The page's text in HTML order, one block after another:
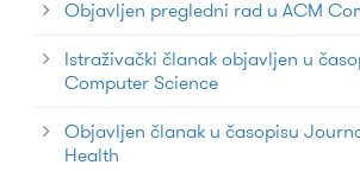
Objavljen pregledni rad u ACM
Istraživački članak objavljen u
Computer Science
Objavljen članak u časopisu
Health